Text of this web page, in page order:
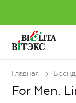
Главная
For Men.